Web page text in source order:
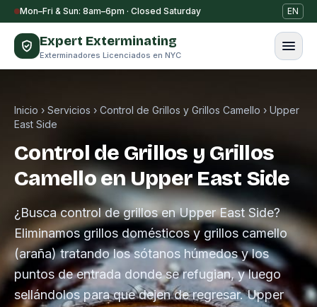
Saltar al contenido
Mon–Fri & Sun: 8am–6pm · Closed Saturday EN
Expert Exterminating
Exterminadores Licenciados en NYC
Inicio › Servicios › Control de Grillos y Grillos Camello › Upper
East Side
Control de Grillos y Grillos
Camello en Upper East Side
¿Busca control de grillos en Upper East Side?
Eliminamos grillos domésticos y grillos camello
(araña) tratando los sótanos húmedos y los
puntos de entrada donde se refugian, y luego
sellándolos para que dejen de regresar. Upper